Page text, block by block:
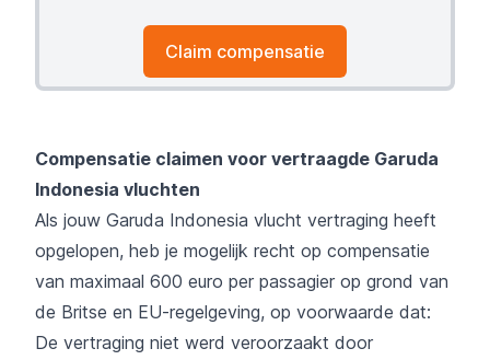
Claim compensatie
Compensatie claimen voor vertraagde Garuda
Indonesia vluchten
Als jouw Garuda Indonesia vlucht vertraging heeft
opgelopen, heb je mogelijk recht op compensatie
van maximaal 600 euro per passagier op grond van
de Britse en EU-regelgeving, op voorwaarde dat:
De vertraging niet werd veroorzaakt door